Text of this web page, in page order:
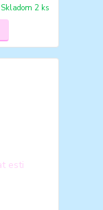
Skladom 2 ks